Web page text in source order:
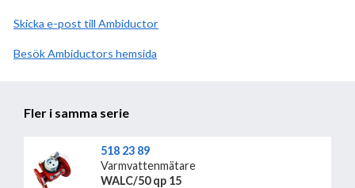
Skicka e-post till Ambiductor
BesökAmbiductor hemsida
Fler i samma serie
518 23 89
Varmvattenmätare
WALC/50 qp 15